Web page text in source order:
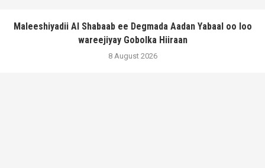
Maleeshiyadii Al Shabaab ee Degmada Aadan Yabaal oo loo
wareejiyay Gobolka Hiiraan
8 August 2026